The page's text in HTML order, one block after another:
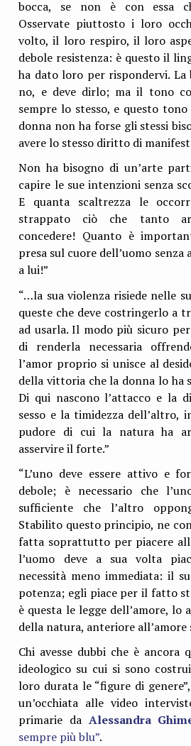
bocca, se non è con essa
Osservate piuttosto i loro
volto, il loro respiro, il loro
debole resistenza: è questo il
ha dato loro per rispondervi. La
no, e deve dirlo; ma il tono
sempre lo stesso, e questo
donna non ha forse gli stessi
avere lo stesso diritto di
Non ha bisogno di un’arte
capire le sue intenzioni senza
E quanta scaltrezza le
strappato ciò che tanto
concedere! Quanto è
presa sul cuore dell’uomo senza
a lui!”
“…la sua violenza risiede nelle
queste che deve costringerlo a
ad usarla. Il modo più sicuro
di renderla necessaria
l’amor proprio si unisce al
della vittoria che la donna lo ha
Di qui nascono l’attacco e la
sesso e la timidezza dell’altro,
pudore di cui la natura ha
asservire il forte.”
“L’uno deve essere attivo e
debole; è necessario che
sufficiente che l’altro
Stabilito questo principio, ne
fatta soprattutto per piacere
l’uomo deve a sua volta
necessità meno immediata: il
potenza; egli piace per il fatto
è questa le legge dell’amore, lo
della natura, anteriore all’amore
Chi avesse dubbi che è ancora
ideologico su cui si sono
loro durata le “figure di
un’occhiata alle video
primarie da Alessandra
sempre più blu”.